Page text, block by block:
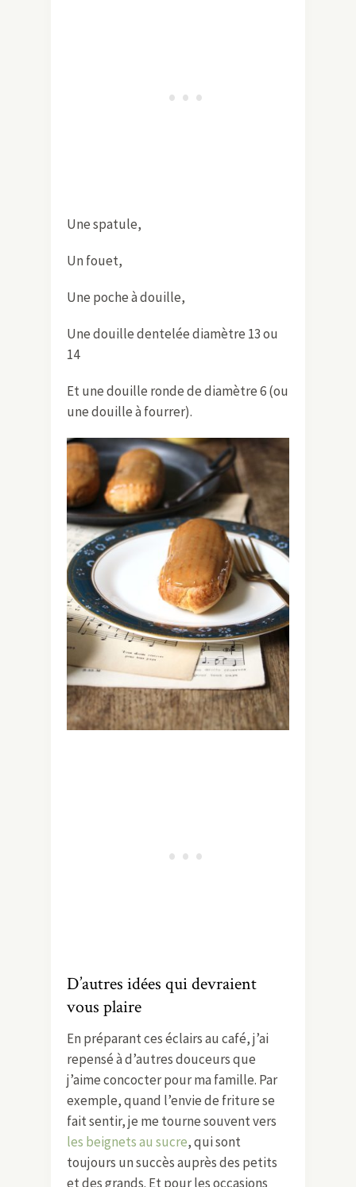
Une spatule,
Un fouet,
Une poche à douille,
Une douille dentelée diamètre 13 ou
14
Et une douille ronde de diamètre 6 (ou
une douille à fourrer).
D’autres idées qui devraient
vous plaire
En préparant ces éclairs au café, j’ai
repensé à d’autres douceurs que
j’aime concocter pour ma famille. Par
exemple, quand l’envie de friture se
fait sentir, je me tourne souvent vers
les beignets au sucre, qui sont
toujours un succès auprès des petits
et des grands. Et pour les occasions